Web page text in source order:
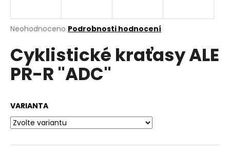
Průměrné
produktu
je
0,0
Neohodnoceno Podrobnosti hodnocení
Cyklistické kraťasy ALE
PR-R "ADC"
VARIANTA
j
t
?
HLEDAT